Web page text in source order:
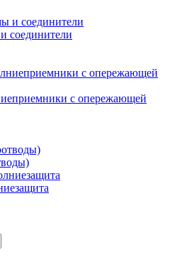
соединители
с опережающей